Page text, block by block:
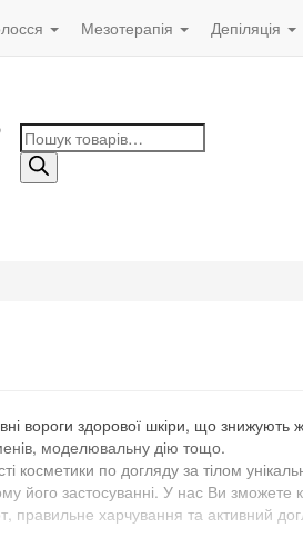
Мезотерапія Депіляція
Пошук
товарів
вороги здорової шкіри, що
моделювальну дію тощо.
косметики по догляду за тілом
його застосуванні. У нас Ви
харчування та активний